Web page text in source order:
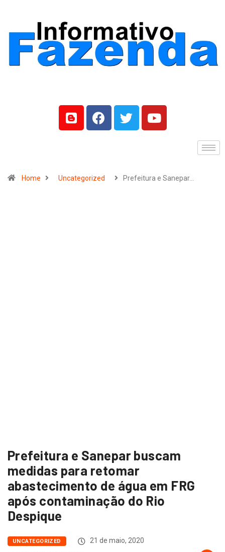
Home Uncategorized Prefeitura e Sanepar…
Prefeitura e Sanepar buscam
medidas para retomar
abastecimento de água em FRG
após contaminação do Rio
Despique
UNCATEGORIZED
21 de maio, 2020